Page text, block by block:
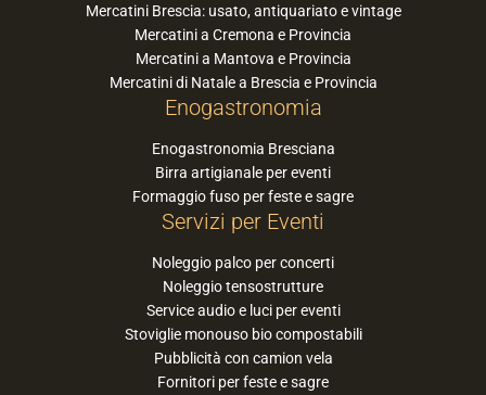
Mercatini Brescia: usato, antiquariato e vintage
Mercatini a Cremona e Provincia
Mercatini a Mantova e Provincia
Mercatini di Natale a Brescia e Provincia
Enogastronomia
Enogastronomia Bresciana
Birra artigianale per eventi
Formaggio fuso per feste e sagre
Servizi per Eventi
Noleggio palco per concerti
Noleggio tensostrutture
Service audio e luci per eventi
Stoviglie monouso bio compostabili
Pubblicità con camion vela
Fornitori per feste e sagre